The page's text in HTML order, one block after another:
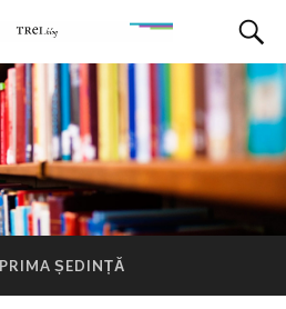
PRIMA ȘEDINȚĂ